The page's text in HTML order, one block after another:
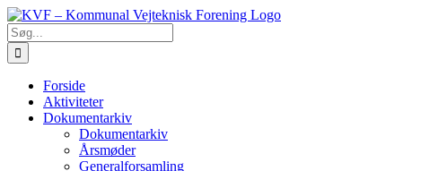
Skip
to
content
Søg
efter:
Forside
Aktiviteter
Dokumentarkiv
Dokumentarkiv
Årsmøder
Generalforsamling